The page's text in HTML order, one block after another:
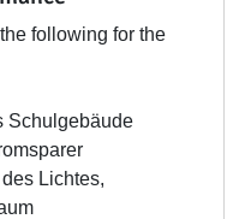
following for the
Schulgebäude
Lichtes,